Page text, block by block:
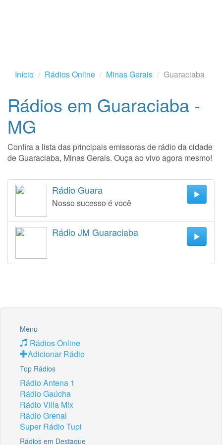
Início Rádios Online Minas Gerais Guaraciaba
Rádios em Guaraciaba -
MG
Confira a lista das principais emissoras de rádio da cidade
de Guaraciaba, Minas Gerais. Ouça ao vivo agora mesmo!
Rádio Guara
Nosso sucesso é você
Rádio JM Guaraciaba
Menu
Rádios Online
Adicionar Rádio
Top Rádios
Rádio Antena 1
Rádio Gaúcha
Rádio Villa Mix
Rádio Grenal
Super Rádio Tupi
Rádios em Destaque